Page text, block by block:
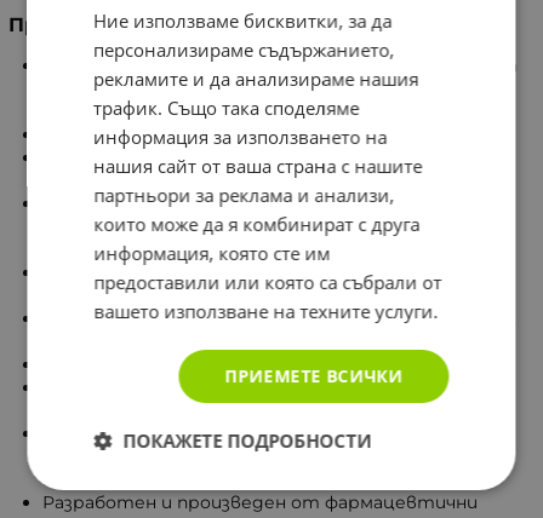
Предимства на Ресвератрола на ZeinPharma
Само 1 капсула дневно осигурява 500 mg екстракт
от корен на Японска фалопия, от които 125 mg
натурален транс-ресвератрол.
Предлага практично и лесно дозиране.
Съдържа висококонцентриран растителен
екстракт с естествен произход.
Допринася за антиоксидантната защита на
клетките от действието на свободните
радикали.
Подходящ за ежедневен прием като част от
балансиран начин на живот.
Предлага се в икономична опаковка от 120 капсули,
100% веган капсули.
Не съдържа глутен, лактоза, соя и магнезиев
Лабораторно тестван продукт без остатъци,
изкуствени оцветители, овкусители и
консерванти.
Разработен и произведен от фармацевтични
Ние използваме бисквитки, за да
персонализираме съдържанието,
рекламите и да анализираме нашия
трафик. Също така споделяме
информация за използването на
нашия сайт от ваша страна с нашите
партньори за реклама и анализи,
които може да я комбинират с друга
информация, която сте им
предоставили или която са събрали от
вашето използване на техните услуги.
ПРИЕМЕТЕ ВСИЧКИ
ПОКАЖЕТЕ ПОДРОБНОСТИ